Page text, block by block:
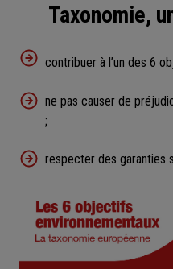
Taxonomie,
contribuer à l’un des 6
ne pas causer de
;
respecter des garanties